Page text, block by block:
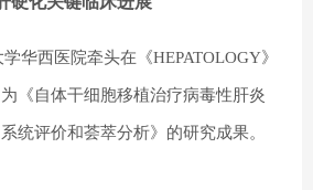
华西医院牵头在《HEPATOLOGY》
《自体干细胞移植治疗病毒性肝炎
统评价和荟萃分析》的研究成果。